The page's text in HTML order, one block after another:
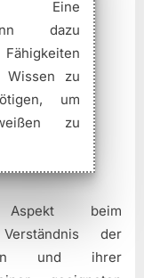
Eine
dazu
zu
um
zu
beim
der
und ihrer